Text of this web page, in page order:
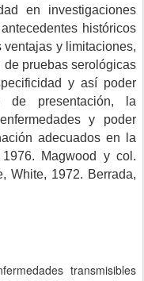
en investigaciones
históricos
y limitaciones,
pruebas serológicas
y así poder
de presentación, la
y poder
adecuados en la
Magwood y col.
White, 1972. Berrada,
transmisibles